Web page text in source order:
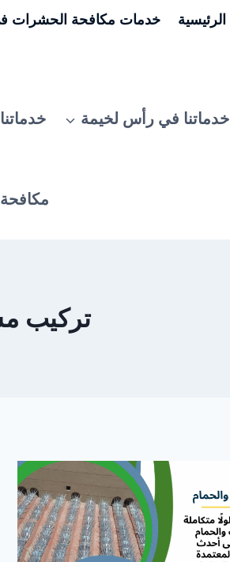
الرئيسية خدمات مكافحة الحشرات
خدماتنا في رأس لخيمة
تركيب